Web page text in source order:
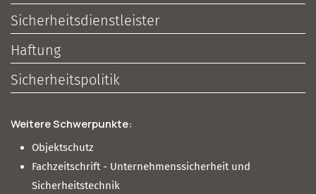
Sicherheitsdienstleister
Haftung
Sicherheitspolitik
Weitere Schwerpunkte:
Objektschutz
Fachzeitschrift - Unternehmenssicherheit und
Sicherheitstechnik